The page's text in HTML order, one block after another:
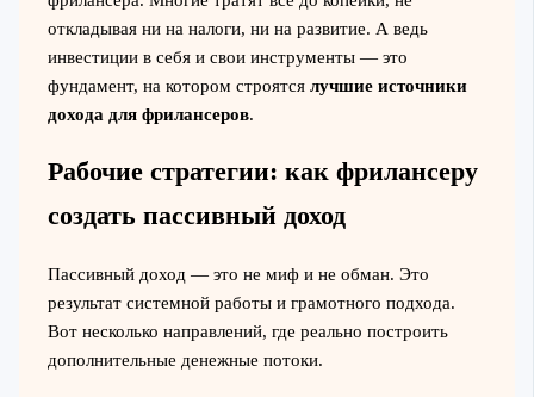
откладывая ни на налоги, ни на развитие. А ведь
инвестиции в себя и свои инструменты — это
фундамент, на котором строятся лучшие источники
дохода для фрилансеров.
Рабочие стратегии: как фрилансеру
создать пассивный доход
Пассивный доход — это не миф и не обман. Это
результат системной работы и грамотного подхода.
Вот несколько направлений, где реально построить
дополнительные денежные потоки.